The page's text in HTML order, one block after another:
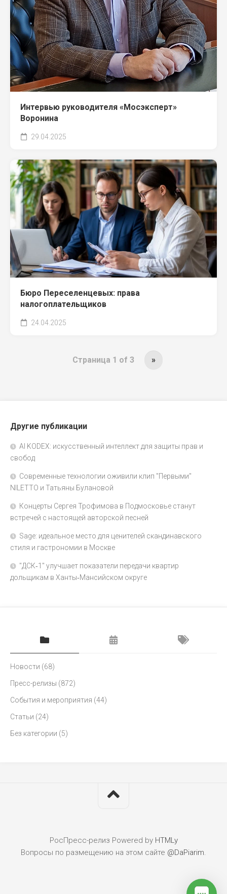
Интервью руководителя «Мосэксперт»
Воронина
29.04.2025
Бюро Переселенцевых: права
налогоплательщиков
24.04.2025
Страница 1 of 3 »
Другие публикации
AI KODEX: искусственный интеллект для защиты прав и
свобод
Современные технологии оживили клип "Первыми"
NILETTO и Татьяны Булановой
Концерты Сергея Трофимова в Подмосковье станут
встречей с настоящей авторской песней
Sage: идеальное место для ценителей скандинавского
стиля и гастрономии в Москве
"ДСК‑1" улучшает показатели передачи квартир
дольщикам в Ханты‑Мансийском округе
Новости (68)
Пресс-релизы (872)
События и мероприятия (44)
Статьи (24)
Без категории (5)
РосПресс-релиз Powered by HTMLy
Вопросы по размещению на этом сайте @DaPiarim.